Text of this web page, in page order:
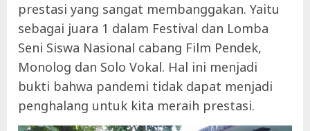
prestasi yang sangat membanggakan. Yaitu
sebagai juara 1 dalam Festival dan Lomba
Seni Siswa Nasional cabang Film Pendek,
Monolog dan Solo Vokal. Hal ini menjadi
bukti bahwa pandemi tidak dapat menjadi
penghalang untuk kita meraih prestasi.